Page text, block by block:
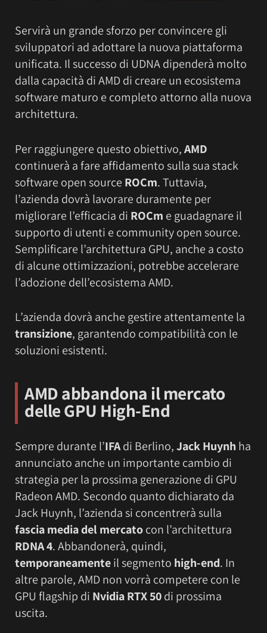
Servirà un grande sforzo per convincere gli
sviluppatori ad adottare la nuova piattaforma
unificata. Il successo di UDNA dipenderà molto
dalla capacità di AMD di creare un ecosistema
software maturo e completo attorno alla nuova
architettura.
Per raggiungere questo obiettivo,AMD
continuerà a fare affidamento sulla sua stack
software open source ROCm. Tuttavia,
l’azienda dovrà lavorare duramente per
migliorare l’efficacia di ROCm e guadagnare il
supporto di utenti e community open source.
Semplificare l’architettura GPU, anche a costo
di alcune ottimizzazioni, potrebbe accelerare
l’adozione dell’ecosistema AMD.
L’azienda dovrà anche gestire attentamente la
transizione, garantendo compatibilità con le
soluzioni esistenti.
AMD abbandona il mercato
delle GPU High-End
Sempre durante l’IFAdi Berlino,Jack Huynhha
annunciato anche un importante cambio di
strategia per la prossima generazione di GPU
Radeon AMD. Secondo quanto dichiarato da
Jack Huynh, l’azienda si concentrerà sulla
fascia media del mercatocon l’architettura
RDNA 4. Abbandonerà, quindi,
temporaneamenteil segmento high-end. In
altre parole, AMD non vorrà competere con le
GPU flagship di Nvidia RTX 50di prossima
uscita.